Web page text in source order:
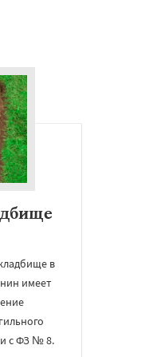
в
имеет
с ФЗ № 8.